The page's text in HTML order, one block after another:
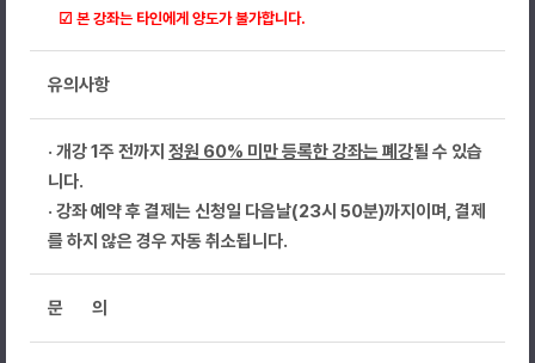
☑ 본 강좌는 타인에게 양도가 불가합니다.
유의사항
· 개강 1주 전까지 정원 60% 미만 등록한 강좌는 폐강될 수 있습
니다.
· 강좌 예약 후 결제는 신청일 다음날(23시 50분)까지이며, 결제
를 하지 않은 경우 자동 취소됩니다.
문 의